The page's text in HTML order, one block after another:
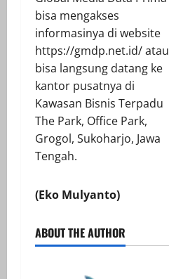
bisa mengakses
informasinya di website
https://gmdp.net.id/ atau
bisa langsung datang ke
kantor pusatnya di
Kawasan Bisnis Terpadu
The Park, Office Park,
Grogol, Sukoharjo, Jawa
Tengah.
(Eko Mulyanto)
ABOUT THE AUTHOR